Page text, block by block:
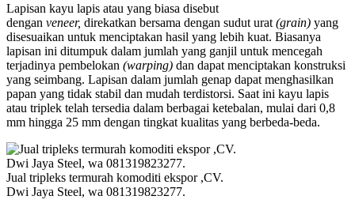
Lapisan kayu lapis atau yang biasa disebut
dengan veneer, direkatkan bersama dengan sudut urat (grain) yang
disesuaikan untuk menciptakan hasil yang lebih kuat. Biasanya
lapisan ini ditumpuk dalam jumlah yang ganjil untuk mencegah
terjadinya pembelokan (warping) dan dapat menciptakan konstruksi
yang seimbang. Lapisan dalam jumlah genap dapat menghasilkan
papan yang tidak stabil dan mudah terdistorsi. Saat ini kayu lapis
atau triplek telah tersedia dalam berbagai ketebalan, mulai dari 0,8
mm hingga 25 mm dengan tingkat kualitas yang berbeda-beda.
Jual tripleks termurah komoditi ekspor ,CV.
Dwi Jaya Steel, wa 081319823277.